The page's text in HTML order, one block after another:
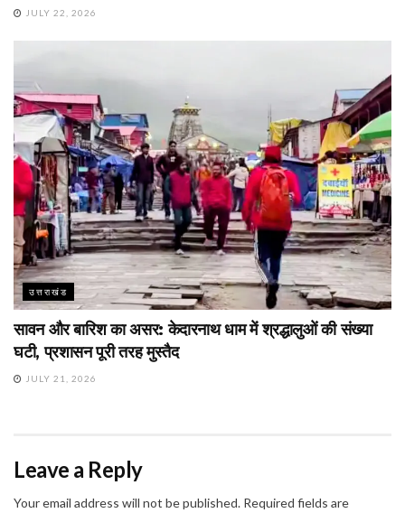
JULY 22, 2026
उत्तराखंड
सावन और बारिश का असर: केदारनाथ धाम में श्रद्धालुओं की संख्या
घटी, प्रशासन पूरी तरह मुस्तैद
JULY 21, 2026
Leave a Reply
Your email address will not be published. Required fields are